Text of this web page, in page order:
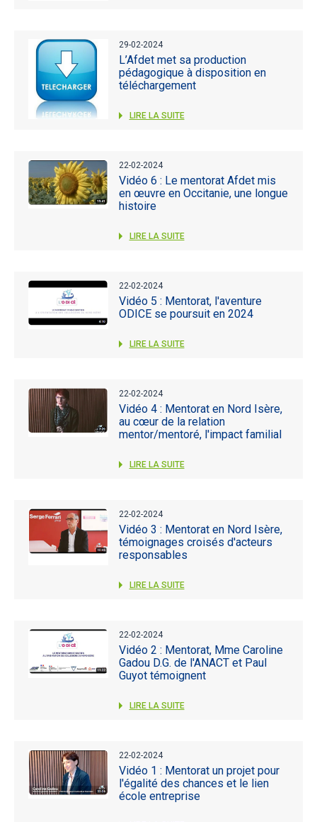
29-02-2024
L’Afdet met sa production
pédagogique à disposition en
téléchargement
LIRE LA SUITE
22-02-2024
Vidéo 6 : Le mentorat Afdet mis
en œuvre en Occitanie, une longue
histoire
LIRE LA SUITE
22-02-2024
Vidéo 5 : Mentorat, l'aventure
ODICE se poursuit en 2024
LIRE LA SUITE
22-02-2024
Vidéo 4 : Mentorat en Nord Isère,
au cœur de la relation
mentor/mentoré, l'impact familial
LIRE LA SUITE
22-02-2024
Vidéo 3 : Mentorat en Nord Isère,
témoignages croisés d'acteurs
responsables
LIRE LA SUITE
22-02-2024
Vidéo 2 : Mentorat, Mme Caroline
Gadou D.G. de l'ANACT et Paul
Guyot témoignent
LIRE LA SUITE
22-02-2024
Vidéo 1 : Mentorat un projet pour
l'égalité des chances et le lien
école entreprise